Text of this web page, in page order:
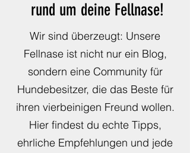
rund um deine Fellnase!
Wir sind überzeugt: Unsere
Fellnase ist nicht nur ein Blog,
sondern eine Community für
Hundebesitzer, die das Beste für
ihren vierbeinigen Freund wollen.
Hier findest du echte Tipps,
ehrliche Empfehlungen und jede